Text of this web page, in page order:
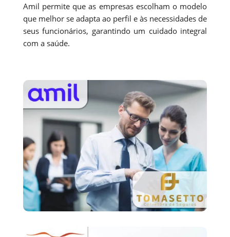
Amil permite que as empresas escolham o modelo
que melhor se adapta ao perfil e às necessidades de
seus funcionários, garantindo um cuidado integral
com a saúde.